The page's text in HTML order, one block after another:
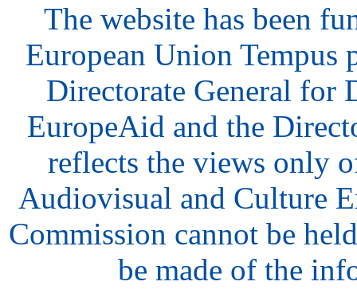
The website has been
European Union Tempus
Directorate General for
EuropeAid and the
reflects the views only
Audiovisual and Culture
Commission cannot be
be made of the